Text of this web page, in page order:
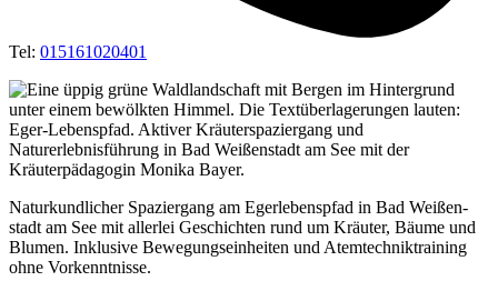
Tel: 015161020401
Natur­kund­li­cher Spa­zier­gang am Eger­le­bens­pfad in Bad Wei­ßen­
stadt am See mit aller­lei Geschich­ten rund um Kräu­ter, Bäu­me und
Blu­men. Inklu­si­ve Bewe­gungs­ein­hei­ten und Atem­tech­nik­trai­ning
ohne Vorkenntnisse.